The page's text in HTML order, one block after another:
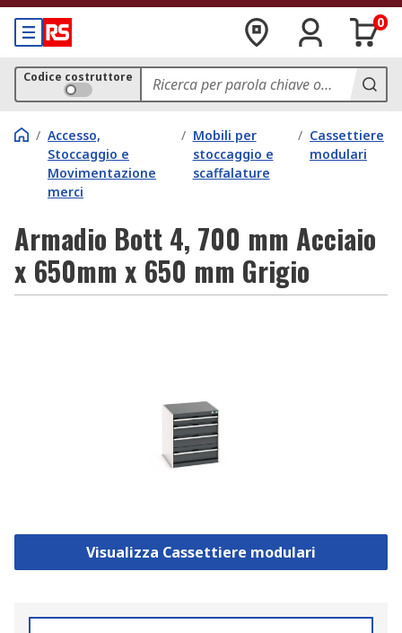
0
Codice costruttore
/ Accesso,
Stoccaggio e
Movimentazione
merci
/ Mobili per
stoccaggio e
scaffalature
/ Cassettiere
modulari
Armadio Bott 4, 700 mm Acciaio
x 650mm x 650 mm Grigio
Visualizza Cassettiere modulari